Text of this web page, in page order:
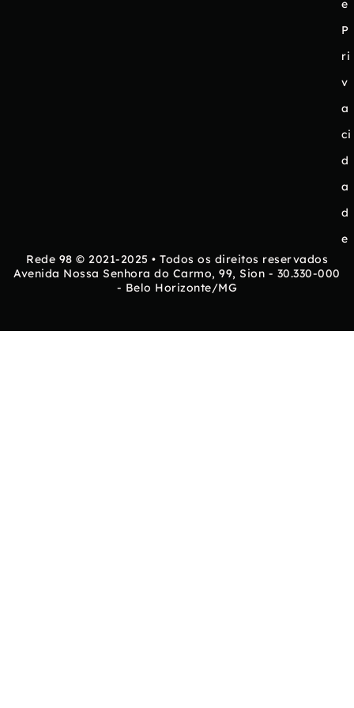
e
P
ri
v
a
ci
d
a
d
e
Rede 98 © 2021-2025 • Todos os direitos reservados
Avenida Nossa Senhora do Carmo, 99, Sion - 30.330-000
- Belo Horizonte/MG